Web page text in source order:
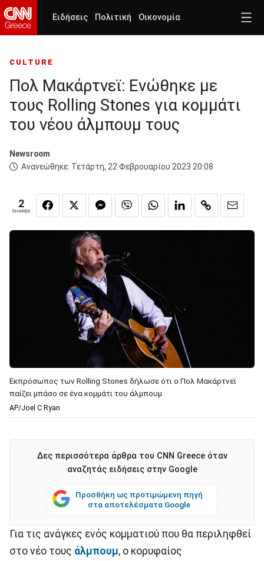
Ειδήσεις Πολιτική Οικονομία
CULTURE
Πολ Μακάρτνεϊ: Ενώθηκε με
τους Rolling Stones για κομμάτι
του νέου άλμπουμ τους
Newsroom
Ανανεώθηκε: Τετάρτη, 22 Φεβρουαρίου 2023 20:08
2
SHARES
Εκπρόσωπος των Rolling Stones δήλωσε ότι ο Πολ Μακάρτνεϊ
παίζει μπάσο σε ένα κομμάτι του άλμπουμ
AP/Joel C Ryan
Δες περισσότερα άρθρα του CNN Greece όταν
αναζητάς ειδήσεις στην Google
Προσθήκη ως προτιμώμενη πηγή
στα αποτελέσματα Google
Για τις ανάγκες ενός κομματιού που θα περιληφθεί
στο νέο τους άλμπουμ, ο κορυφαίος